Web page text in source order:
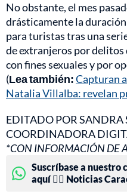
No obstante, el mes
drásticamente la
para turistas tras una
de extranjeros por delitos
con fines sexuales y por
(Lea también:Capturan
Natalia Villalba: revelan
EDITADO POR
COORDINADORA
*CON INFORMACIÓN DE
Suscríbase a nuestro
aquí 👉🏻 Noticias